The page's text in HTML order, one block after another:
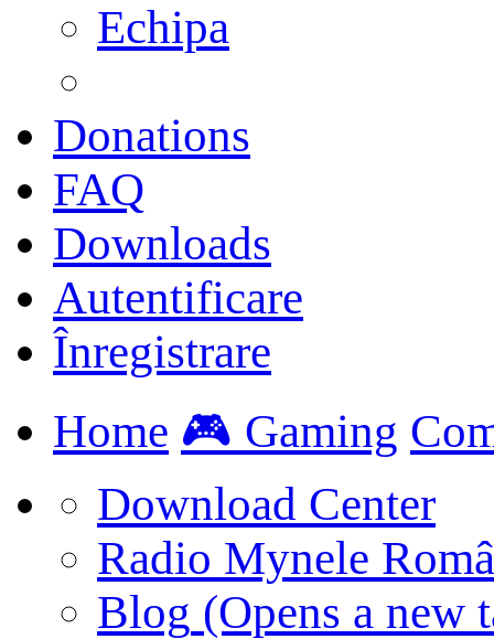
Echipa
Donations
FAQ
Downloads
Autentificare
Înregistrare
Home 🎮 Gaming
Download Center
Radio Mynele
Blog (Opens a new